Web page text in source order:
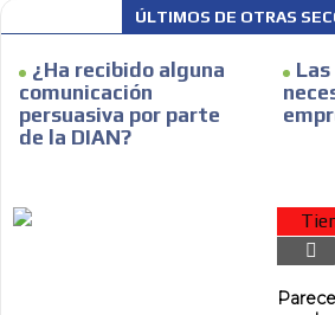
ÚLTIMOS DE OTRAS
¿Ha recibido alguna
comunicación
persuasiva por parte
de la DIAN?